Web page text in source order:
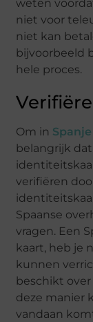
weten
niet voor
niet kan
bijvoorbeeld
hele proces.
Om in Spanje
belangrijk
verifiëren
Spaanse
vragen. Een
kaart, heb je
kunnen
beschikt
deze manier
vandaan